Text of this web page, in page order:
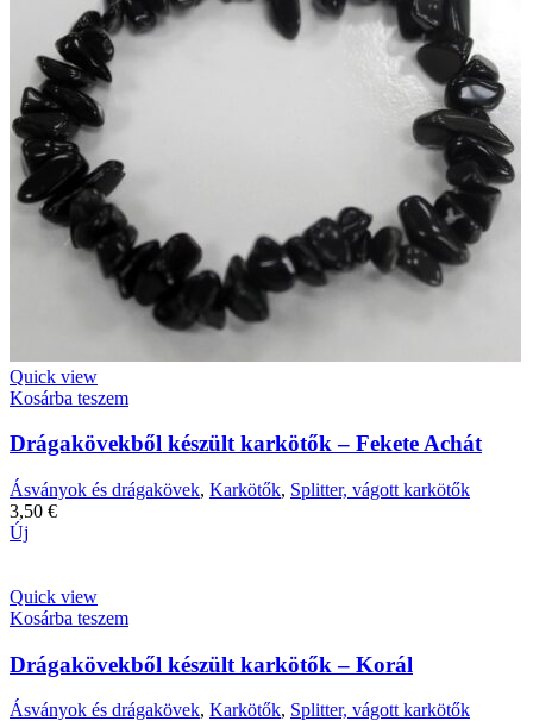
Quick view
Kosárba teszem
Drágakövekből készült karkötők – Fekete Achát
Ásványok és drágakövek, Karkötők, Splitter, vágott karkötők
3,50 €
Új
Quick view
Kosárba teszem
Drágakövekből készült karkötők – Korál
Ásványok és drágakövek, Karkötők, Splitter, vágott karkötők